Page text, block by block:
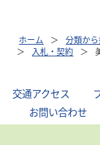
ホーム 分類か
入札・契約
交通アクセス
お問い合わせ